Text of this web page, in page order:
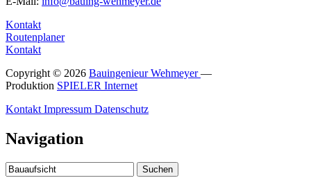
Kontakt
Routenplaner
Kontakt
Copyright © 2026 Bauingenieur Wehmeyer—
Produktion SPIELER Internet
Kontakt Impressum Datenschutz
Navigation
Suchen